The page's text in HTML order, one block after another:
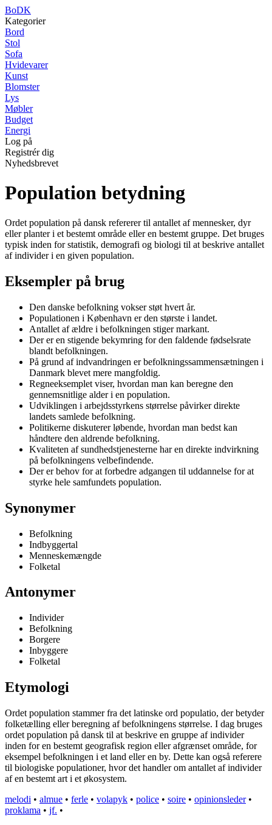
BoDK
Kategorier
Bord
Stol
Sofa
Hvidevarer
Kunst
Blomster
Lys
Møbler
Budget
Energi
Log på
Registrér dig
Nyhedsbrevet
Population betydning
Ordet population på dansk refererer til antallet af mennesker, dyr
eller planter i et bestemt område eller en bestemt gruppe. Det bruges
typisk inden for statistik, demografi og biologi til at beskrive antallet
af individer i en given population.
Eksempler på brug
Den danske befolkning vokser støt hvert år.
Populationen i København er den største i landet.
Antallet af ældre i befolkningen stiger markant.
Der er en stigende bekymring for den faldende fødselsrate
blandt befolkningen.
På grund af indvandringen er befolkningssammensætningen i
Danmark blevet mere mangfoldig.
Regneeksemplet viser, hvordan man kan beregne den
gennemsnitlige alder i en population.
Udviklingen i arbejdsstyrkens størrelse påvirker direkte
landets samlede befolkning.
Politikerne diskuterer løbende, hvordan man bedst kan
håndtere den aldrende befolkning.
Kvaliteten af sundhedstjenesterne har en direkte indvirkning
på befolkningens velbefindende.
Der er behov for at forbedre adgangen til uddannelse for at
styrke hele samfundets population.
Synonymer
Befolkning
Indbyggertal
Menneskemængde
Folketal
Antonymer
Individer
Befolkning
Borgere
Inbyggere
Folketal
Etymologi
Ordet population stammer fra det latinske ord populatio, der betyder
folketælling eller beregning af befolkningens størrelse. I dag bruges
ordet population på dansk til at beskrive en gruppe af individer
inden for en bestemt geografisk region eller afgrænset område, for
eksempel befolkningen i et land eller en by. Dette kan også referere
til biologiske populationer, hvor det handler om antallet af individer
af en bestemt art i et økosystem.
melodi • almue • ferle • volapyk • police • soire • opinionsleder•
proklama • jf. •